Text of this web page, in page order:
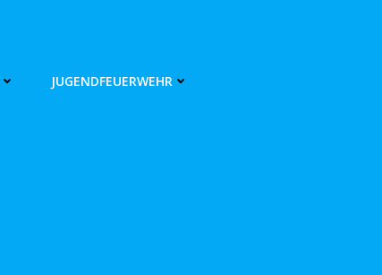
JUGENDFEUERWEHR